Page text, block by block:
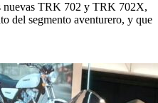
nuevas TRK 702 y TRK 702X,
del segmento aventurero, y que